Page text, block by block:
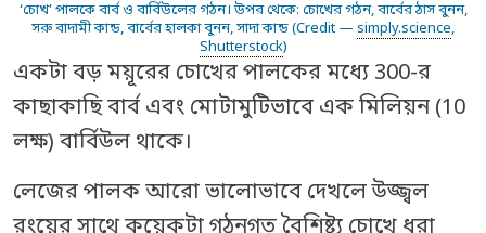
‘চোখ’ পালকে বার্ব ও বার্বিউলের গঠন। উপর থেকে: চোখের গঠন, বার্বের ঠাস বুনন,
সরু বাদামী কান্ড, বার্বের হালকা বুনন, সাদা কান্ড (Credit — simply.science,
Shutterstock)
একটা বড় ময়ূরের চোখের পালকের মধ্যে 300-র
কাছাকাছি বার্ব এবং মোটামুটিভাবে এক মিলিয়ন (10
লক্ষ) বার্বিউল থাকে।
লেজের পালক আরো ভালোভাবে দেখলে উজ্জ্বল